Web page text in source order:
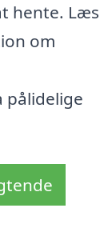
hente. Læs
om
pålidelige